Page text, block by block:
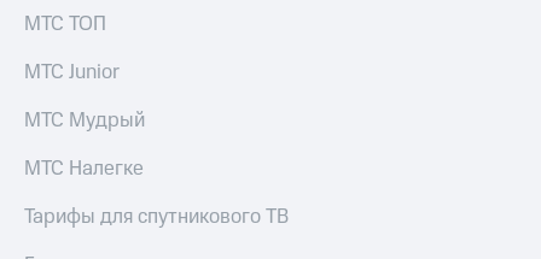
МТС ТОП
МТС Junior
МТС Мудрый
МТС Налегке
Тарифы для спутникового ТВ